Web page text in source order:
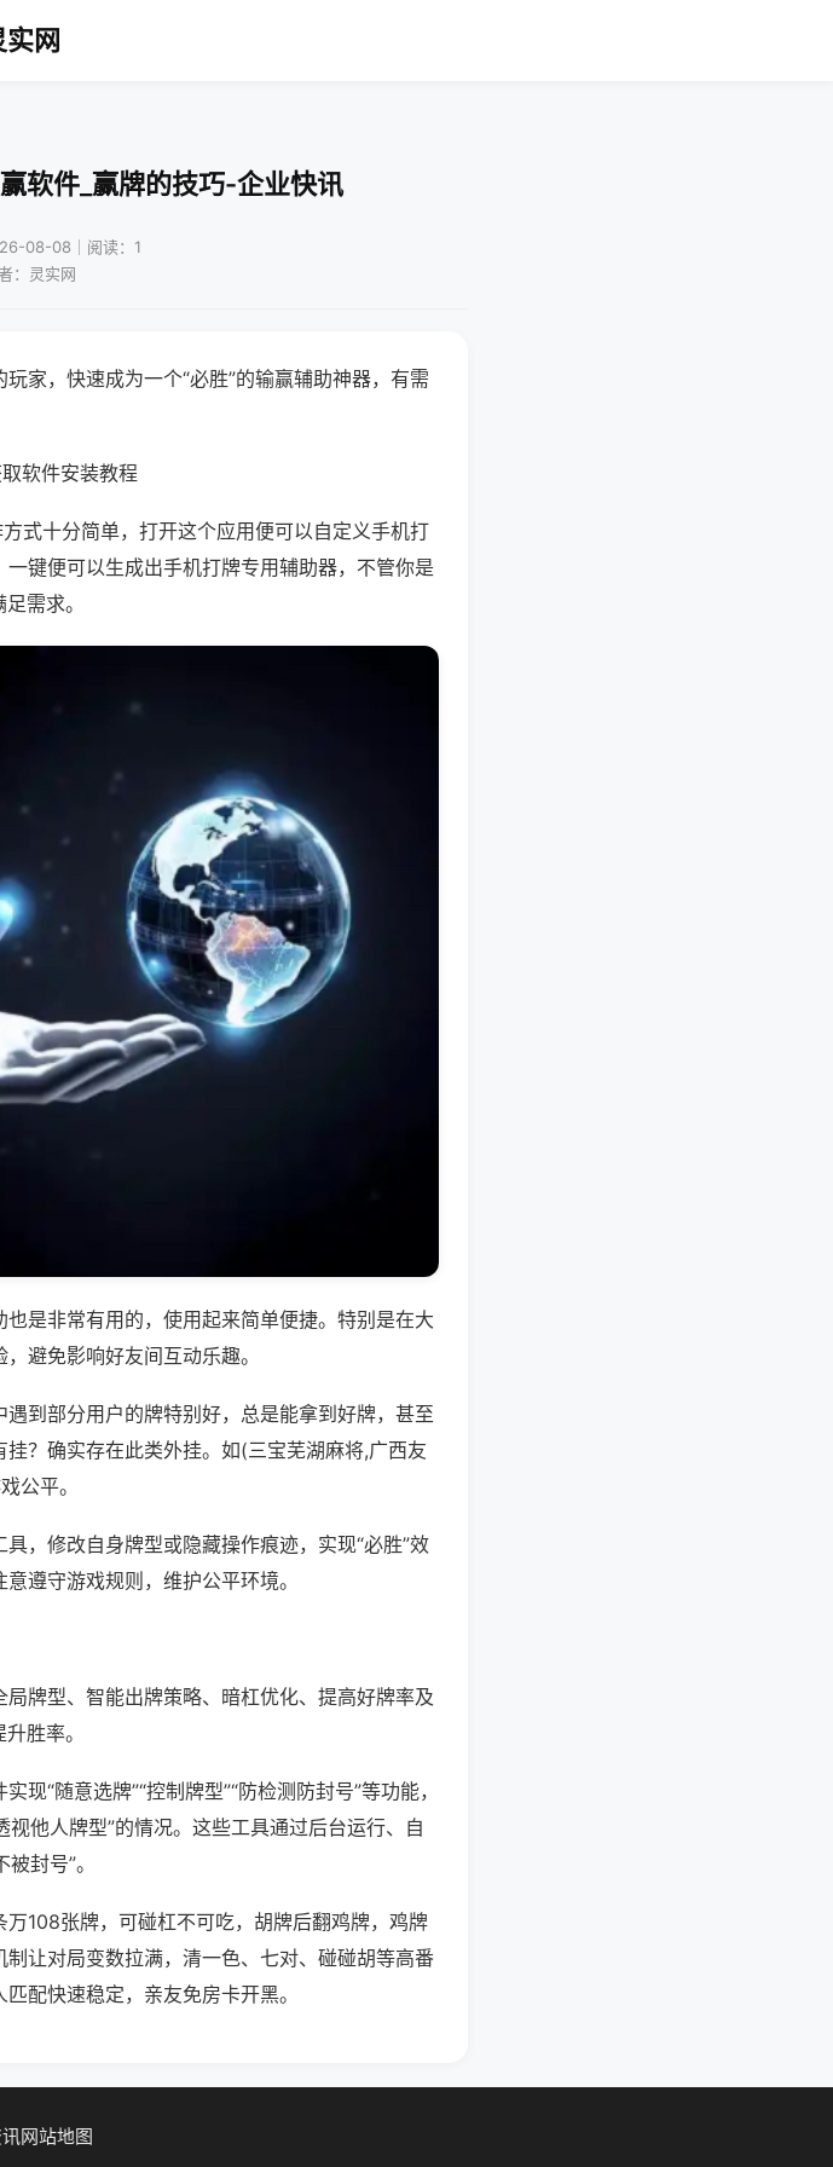
实网
软件_赢牌的技巧-企业快讯
08-08｜阅读：1
：灵实网
家，快速成为一个“必胜”的输赢辅助神器，有需
软件安装教程
式十分简单，打开这个应用便可以自定义手机打
键便可以生成出手机打牌专用辅助器，不管你是
需求。
是非常有用的，使用起来简单便捷。特别是在大
避免影响好友间互动乐趣。
到部分用户的牌特别好，总是能拿到好牌，甚至
？确实存在此类外挂。如(三宝芜湖麻将,广西友
公平。
，修改自身牌型或隐藏操作痕迹，实现“必胜”效
遵守游戏规则，维护公平环境。
牌型、智能出牌策略、暗杠优化、提高好牌率及
胜率。
“随意选牌”“控制牌型”“防检测防封号”等功能，
他人牌型”的情况。这些工具通过后台运行、自
封号”。
108张牌，可碰杠不可吃，胡牌后翻鸡牌，鸡牌
让对局变数拉满，清一色、七对、碰碰胡等高番
配快速稳定，亲友免房卡开黑。
网站地图